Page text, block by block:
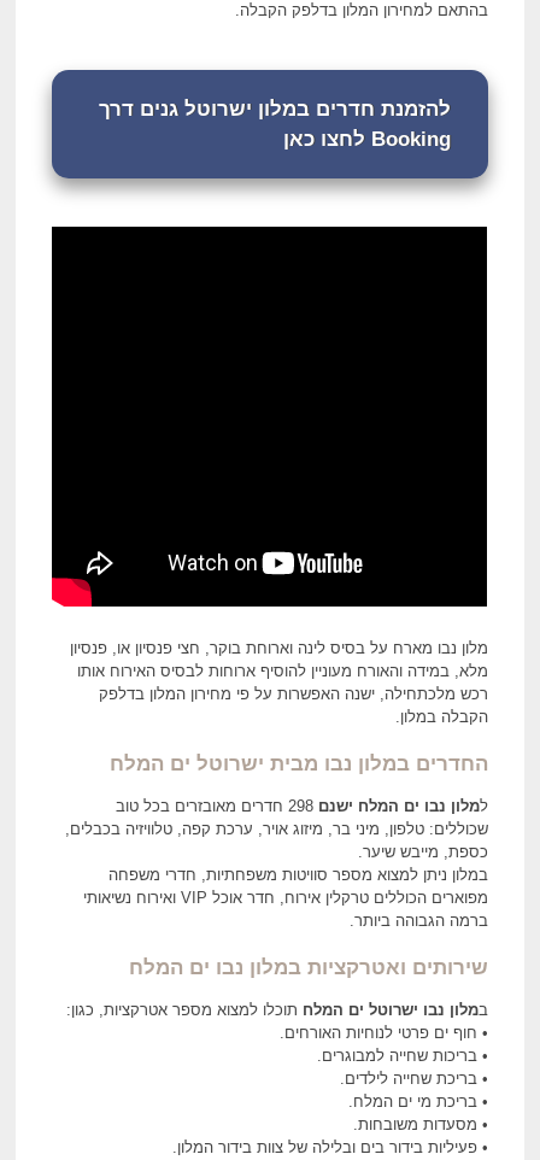
בהתאם למחירון המלון בדלפק הקבלה.
להזמנת חדרים במלון ישרוטל גנים דרך
Booking לחצו כאן
מלון נבו מארח על בסיס לינה וארוחת בוקר, חצי פנסיון או, פנסיון
מלא, במידה והאורח מעוניין להוסיף ארוחות לבסיס האירוח אותו
רכש מלכתחילה, ישנה האפשרות על פי מחירון המלון בדלפק
הקבלה במלון.
החדרים במלון נבו מבית ישרוטל ים המלח
למלון נבו ים המלח ישנם
298 חדרים מאובזרים בכל טוב
שכוללים: טלפון, מיני בר, מיזוג אויר, ערכת קפה, טלוויזיה בכבלים,
כספת, מייבש שיער.
במלון ניתן למצוא מספר סוויטות משפחתיות, חדרי משפחה
מפוארים הכוללים טרקלין אירוח, חדר אוכל VIP ואירוח נשיאותי
ברמה הגבוהה ביותר.
שירותים ואטרקציות במלון נבו ים המלח
במלון נבו ישרוטל ים המלח תוכלו למצוא מספר אטרקציות, כגון:
• חוף ים פרטי לנוחיות האורחים.
• בריכות שחייה למבוגרים.
• בריכת שחייה לילדים.
• בריכת מי ים המלח.
• מסעדות משובחות.
• פעיליות בידור בים ובלילה של צוות בידור המלון.